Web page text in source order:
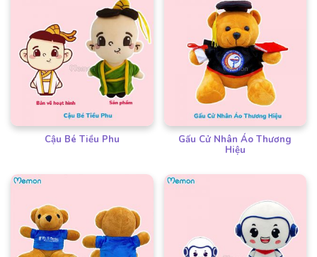
Cậu Bé Tiều Phu
Gấu Cử Nhân Áo Thương
Hiệu